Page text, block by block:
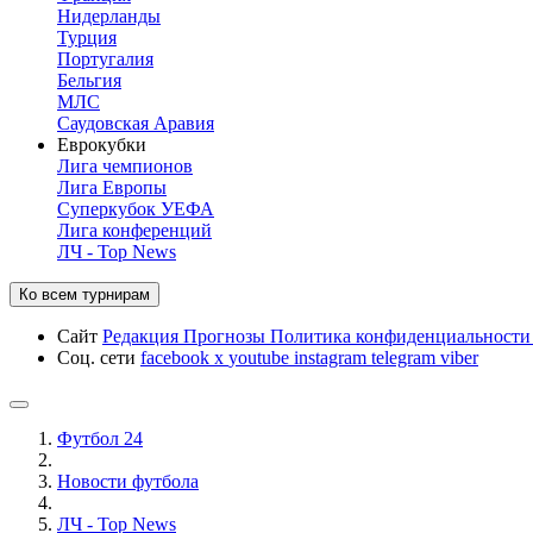
Нидерланды
Турция
Португалия
Бельгия
МЛС
Саудовская Аравия
Еврокубки
Лига чемпионов
Лига Европы
Суперкубок УЕФА
Лига конференций
ЛЧ - Top News
Ко всем турнирам
Сайт Редакция Прогнозы Политика конфиденциальности
Соц. сети facebook x youtube instagram telegram viber
Футбол 24
Новости футбола
ЛЧ - Top News